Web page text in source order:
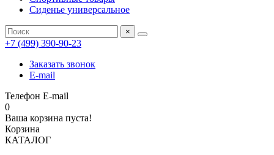
Сиденье универсальное
×
+7 (499) 390‑90‑23
Заказать звонок
E-mail
Телефон E-mail
0
Ваша корзина пуста!
Корзина
КАТАЛОГ